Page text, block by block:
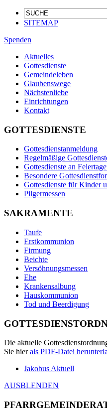
SITEMAP
Spenden
Aktuelles
Gottesdienste
Gemeindeleben
Glaubenswege
Nächstenliebe
Einrichtungen
Kontakt
GOTTESDIENSTE
Gottesdienstanmeldung
Regelmäßige
Gottesdienste an
Besondere
Gottesdienste für Kinder
Pilgermessen
SAKRAMENTE
Taufe
Erstkommunion
Firmung
Beichte
Versöhnungsmessen
Ehe
Krankensalbung
Hauskommunion
Tod und Beerdigung
Die aktuelle
Sie hierals PDF-Datei
Jakobus Aktuell
AUSBLENDEN